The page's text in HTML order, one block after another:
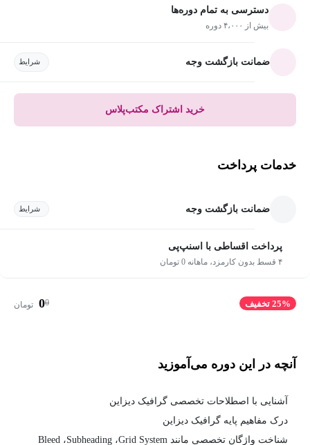
دسترسی به تمام دوره‌ها
بیش از ۴،۰۰۰ دوره
ضمانت بازگشت وجه شرایط
خرید اشتراک مکتب‌پلاس
خدمات پرداخت
ضمانت بازگشت وجه شرایط
پرداخت اقساطی با اسنپ‌پی
۴ قسط بدون کارمزد، ماهانه 0 تومان
25% تخفیف 0
0 تومان
آنچه در این دوره می‌آموزید
آشنایی با اصطلاحات تخصصی گرافیک دیزاین
درک مفاهیم پایه گرافیک دیزاین
شناخت واژگان تخصصی مانند Bleed ،Subheading ،Grid System